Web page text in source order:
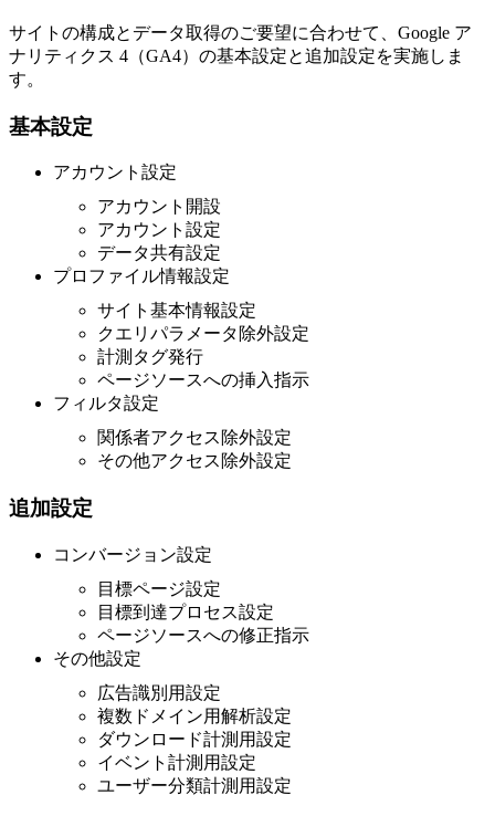
サイトの構成とデータ取得のご要望に合わせて、Google ア
ナリティクス 4（GA4）の基本設定と追加設定を実施しま
す。
基本設定
アカウント設定
アカウント開設
アカウント設定
データ共有設定
プロファイル情報設定
サイト基本情報設定
クエリパラメータ除外設定
計測タグ発行
ページソースへの挿入指示
フィルタ設定
関係者アクセス除外設定
その他アクセス除外設定
追加設定
コンバージョン設定
目標ページ設定
目標到達プロセス設定
ページソースへの修正指示
その他設定
広告識別用設定
複数ドメイン用解析設定
ダウンロード計測用設定
イベント計測用設定
ユーザー分類計測用設定